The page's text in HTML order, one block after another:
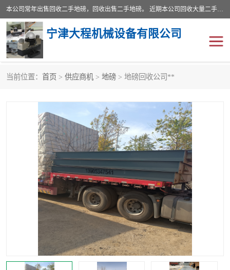
本公司常年出售回收二手地磅，回收出售二手地磅。 近期本公司回收大量二手地磅，型号齐全，宽度从2米到3.5米，长度5米到25米，承重吨位从10到200吨，成色7—9成新。 ? 使用年限6个月至2年，产品来源于个人闲置品，工矿企业停用品，因小换大而来。 精准度和新的一样， 二手地磅是内行人的选择，打个电话就省钱朋友您好等什么
宁津大程机械设备有限公司
当前位置： 首页 > 供应商机 > 地磅 > 地磅回收公司**
地磅传感器 废纸打包机
烘干机 食品烘干机
装载机电子秤 输送机
半自动输送机 全自动输送机
冷却塔 食品螺旋塔
撕碎机 木材撕碎机
塑料撕碎机 金属撕碎机